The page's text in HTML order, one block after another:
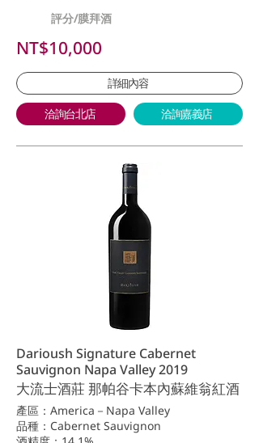
評分/膜拜酒
NT$10,000
詳細內容
洽詢台北店 洽詢嘉義店
Darioush Signature Cabernet
Sauvignon Napa Valley 2019
大流士酒莊 那帕谷卡本內蘇維翁紅酒
產區：America－Napa Valley
品種：Cabernet Sauvignon